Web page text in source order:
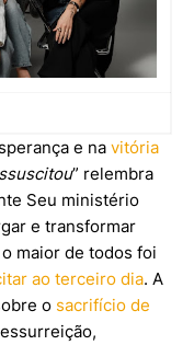
e na vitória
” relembra
Seu ministério
e transformar
maior de todos foi
ao terceiro dia. A
o sacrifício de